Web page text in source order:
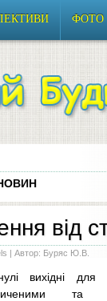
ФОТО
від
| Автор: Буряс Ю.В.
вихідні для
та